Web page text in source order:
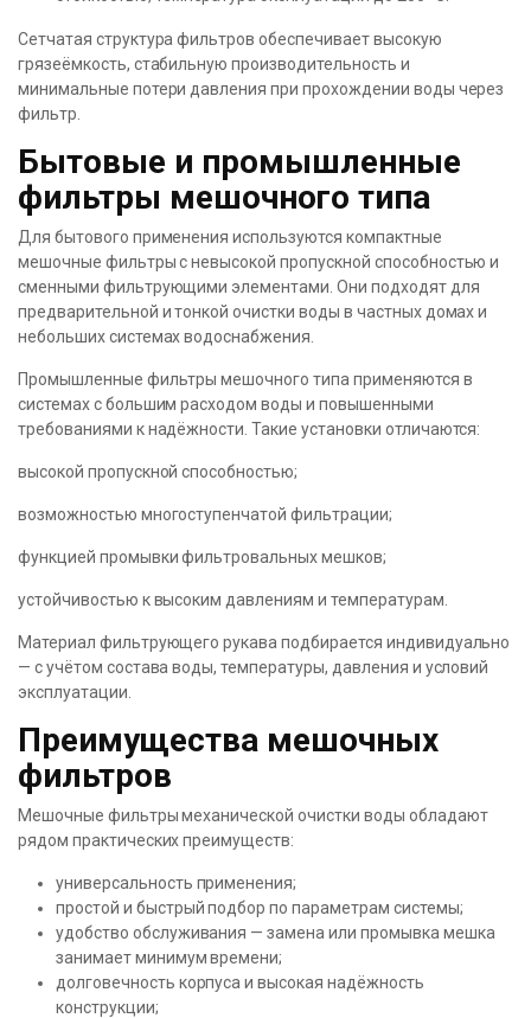
Сетчатая структура фильтров обеспечивает высокую
грязеёмкость, стабильную производительность и
минимальные потери давления при прохождении воды через
фильтр.
Бытовые и промышленные
фильтры мешочного типа
Для бытового применения используются компактные
мешочные фильтры с невысокой пропускной способностью и
сменными фильтрующими элементами. Они подходят для
предварительной и тонкой очистки воды в частных домах и
небольших системах водоснабжения.
Промышленные фильтры мешочного типа применяются в
системах с большим расходом воды и повышенными
требованиями к надёжности. Такие установки отличаются:
высокой пропускной способностью;
возможностью многоступенчатой фильтрации;
функцией промывки фильтровальных мешков;
устойчивостью к высоким давлениям и температурам.
Материал фильтрующего рукава подбирается индивидуально
— с учётом состава воды, температуры, давления и условий
эксплуатации.
Преимущества мешочных
фильтров
Мешочные фильтры механической очистки воды обладают
рядом практических преимуществ:
универсальность применения;
простой и быстрый подбор по параметрам системы;
удобство обслуживания — замена или промывка мешка
занимает минимум времени;
долговечность корпуса и высокая надёжность
конструкции;